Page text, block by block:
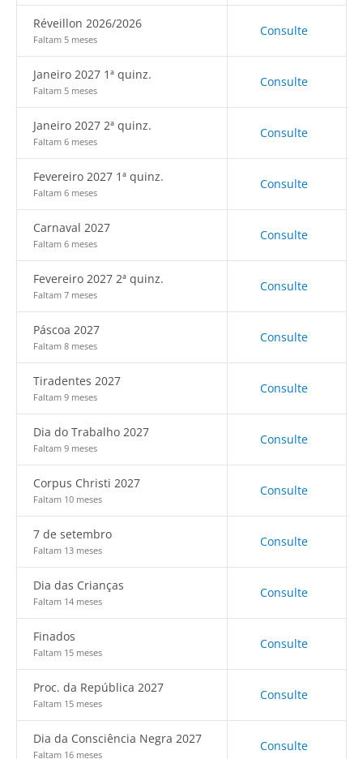
Réveillon 2026/2026
Faltam 5 meses
Consulte
Janeiro 2027 1ª quinz.
Faltam 5 meses
Consulte
Janeiro 2027 2ª quinz.
Faltam 6 meses
Consulte
Fevereiro 2027 1ª quinz.
Faltam 6 meses
Consulte
Carnaval 2027
Faltam 6 meses
Consulte
Fevereiro 2027 2ª quinz.
Faltam 7 meses
Consulte
Páscoa 2027
Faltam 8 meses
Consulte
Tiradentes 2027
Faltam 9 meses
Consulte
Dia do Trabalho 2027
Faltam 9 meses
Consulte
Corpus Christi 2027
Faltam 10 meses
Consulte
7 de setembro
Faltam 13 meses
Consulte
Dia das Crianças
Faltam 14 meses
Consulte
Finados
Faltam 15 meses
Consulte
Proc. da República 2027
Faltam 15 meses
Consulte
Dia da Consciência Negra 2027
Faltam 16 meses
Consulte